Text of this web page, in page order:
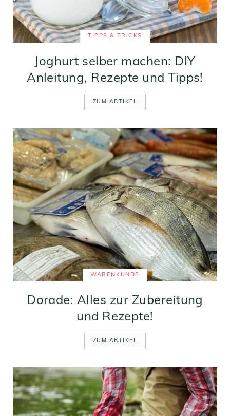
TIPPS & TRICKS
Joghurt selber machen: DIY
Anleitung, Rezepte und Tipps!
ZUM ARTIKEL
WARENKUNDE
Dorade: Alles zur Zubereitung
und Rezepte!
ZUM ARTIKEL